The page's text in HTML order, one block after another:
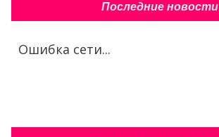
Последние новости
Ошибка сети...